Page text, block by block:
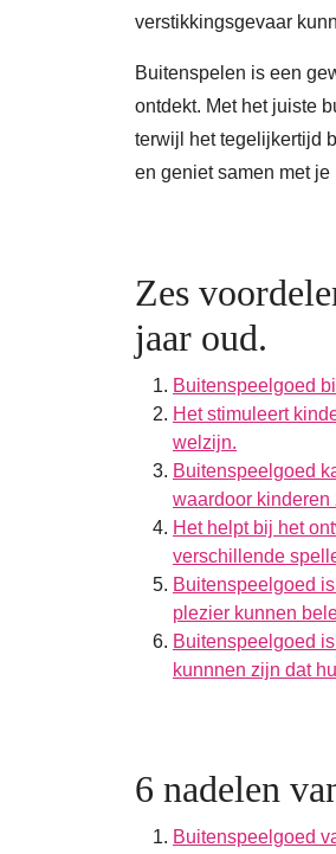
verstikkingsgevaar
Buitenspelen is een
ontdekt. Met het juiste
terwijl het tegelijkertijd
en geniet samen met
Zes
jaar oud.
Buitenspeelgoed
Het stimuleert
welzijn.
Buitenspeelgoed
waardoor kinderen
Het helpt bij het
verschillende
Buitenspeelgoed
plezier kunnen
Buitenspeelgoed
kunnnen zijn dat
6 nadelen
Buitenspeelgoed